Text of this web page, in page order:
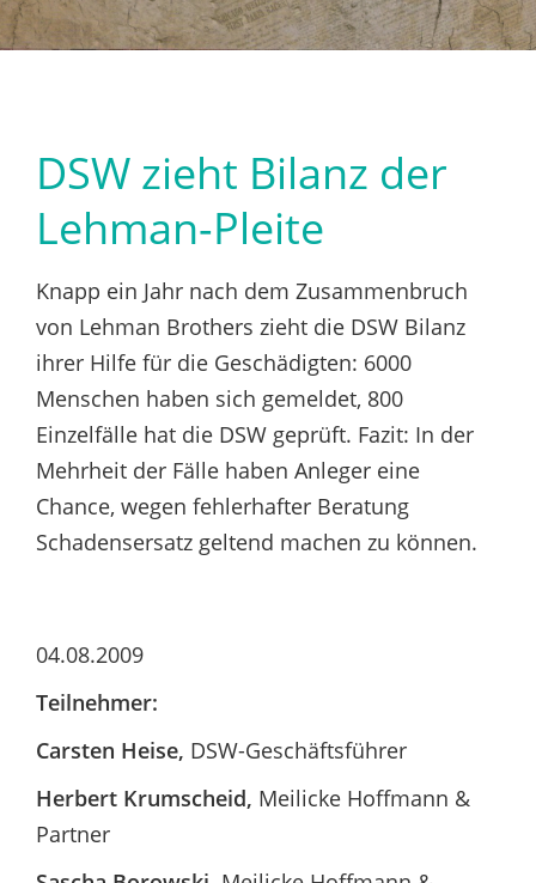
DSW zieht Bilanz der
Lehman-Pleite
Knapp ein Jahr nach dem Zusammenbruch
von Lehman Brothers zieht die DSW Bilanz
ihrer Hilfe für die Geschädigten: 6000
Menschen haben sich gemeldet, 800
Einzelfälle hat die DSW geprüft. Fazit: In der
Mehrheit der Fälle haben Anleger eine
Chance, wegen fehlerhafter Beratung
Schadensersatz geltend machen zu können.
04.08.2009
Teilnehmer:
Carsten Heise, DSW-Geschäftsführer
Herbert Krumscheid, Meilicke Hoffmann &
Partner